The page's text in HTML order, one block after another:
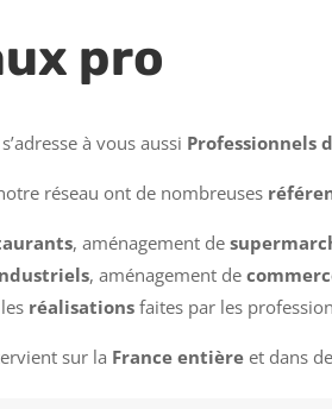
pro
à vous aussi Professionnels
réseau ont de nombreuses
, aménagement de
, aménagement de
réalisationsfaites par les
sur la France entièreet dans